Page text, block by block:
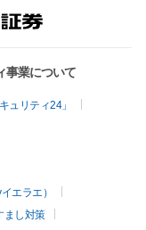
事業について
ュリティ24」
エラエ）
まし対策